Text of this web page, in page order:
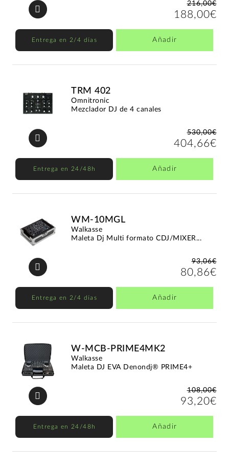
216,00€
188,00€
Entrega en 2/4 días Añadir
TRM 402
Omnitronic
Mezclador DJ de 4 canales
530,00€
404,66€
Entrega en 24/48h Añadir
WM-10MGL
Walkasse
Maleta Dj Multi formato CDJ/MIXER...
93,06€
80,86€
Entrega en 2/4 días Añadir
W-MCB-PRIME4MK2
Walkasse
Maleta DJ EVA Denondj® PRIME4+
108,00€
93,20€
Entrega en 24/48h Añadir